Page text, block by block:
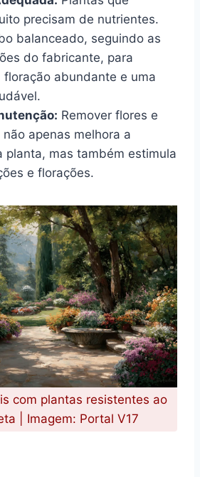
precisam de nutrientes.
balanceado, seguindo as
do fabricante, para
floração abundante e uma
Remover flores e
apenas melhora a
planta, mas também estimula
e florações.
com plantas resistentes ao
| Imagem: Portal V17